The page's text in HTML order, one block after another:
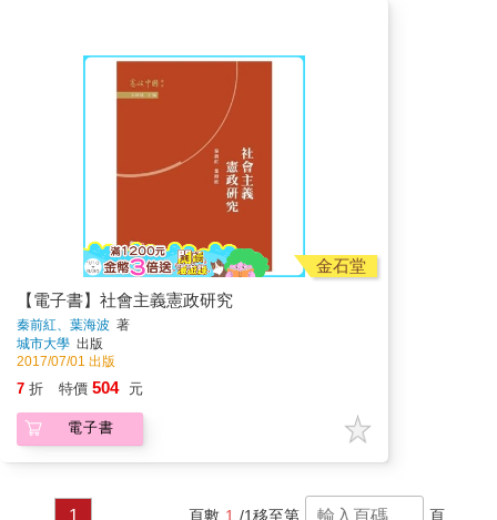
金石堂
【電子書】社會主義憲政研究
秦前紅、葉海波 著
城市大學 出版
2017/07/01 出版
7 折 特價 504 元
電子書
1 頁數 1 /1移至第 頁